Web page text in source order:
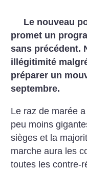
Le nouveau
promet un
sans précédent.
illégitimité
préparer un
septembre.
Le raz de marée
peu moins
sièges et la
marche aura les
toutes les contre-